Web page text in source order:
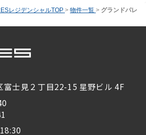
レジデンシャルTOP > 物件一覧 > グランドパレ
富士見２丁目22-15 星野ビル 4F